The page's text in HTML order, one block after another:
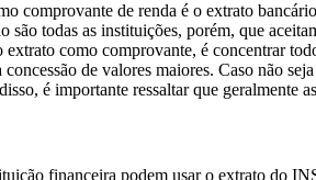
comprovante de renda é o extrato
todas as instituições, porém, que
como comprovante, é concentrar
de valores maiores. Caso não
é importante ressaltar que geralmente
financeira podem usar o extrato do